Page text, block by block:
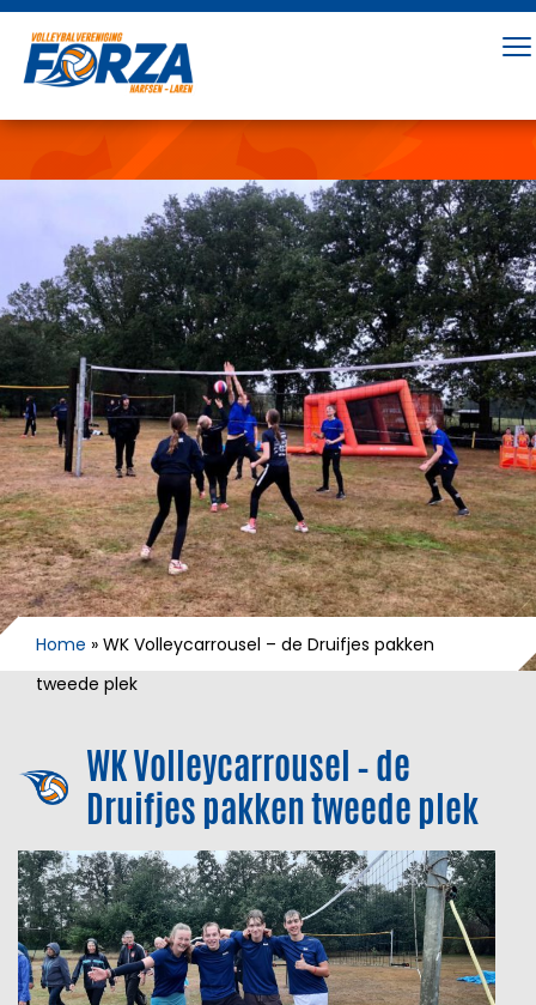
Home » WK Volleycarrousel – de Druifjes pakken
tweede plek
WK Volleycarrousel – de
Druifjes pakken tweede plek